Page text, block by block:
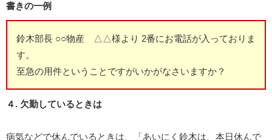
書きの一例
鈴木部長 ○○物産 △△様より 2番にお電話が入っておりま
す。
至急の用件ということですがいかがなさいますか？
４. 欠勤しているときは
病気などで休んでいるときは、「あいにく鈴木は、本日休んで